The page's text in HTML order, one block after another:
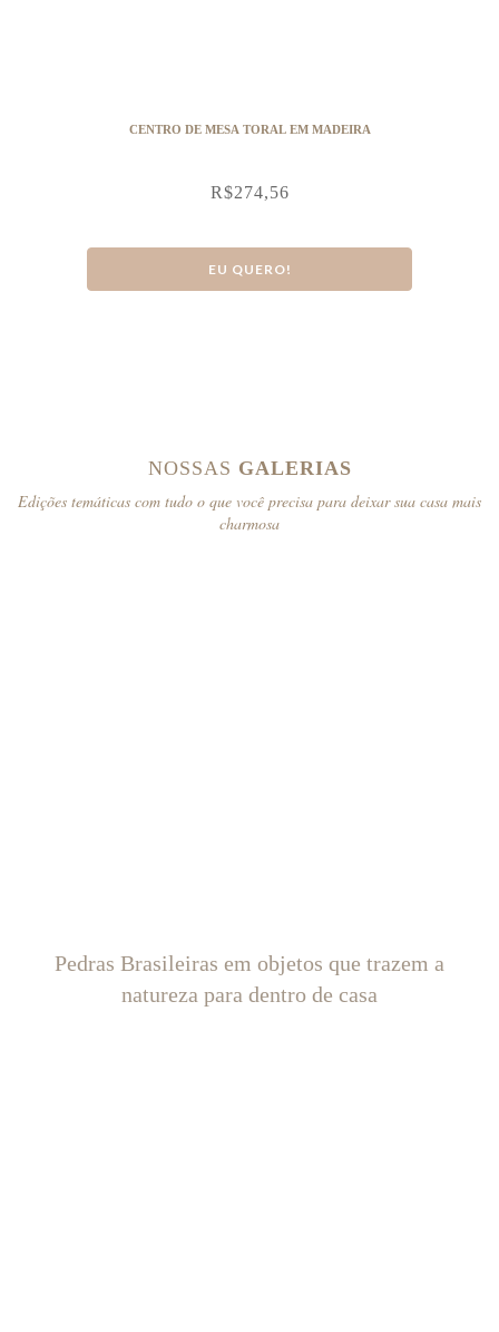
CENTRO DE MESA TORAL EM MADEIRA
R$274,56
EU QUERO!
NOSSAS GALERIAS
Edições temáticas com tudo o que você precisa para deixar sua casa mais
charmosa
Pedras Brasileiras em objetos que trazem a
natureza para dentro de casa